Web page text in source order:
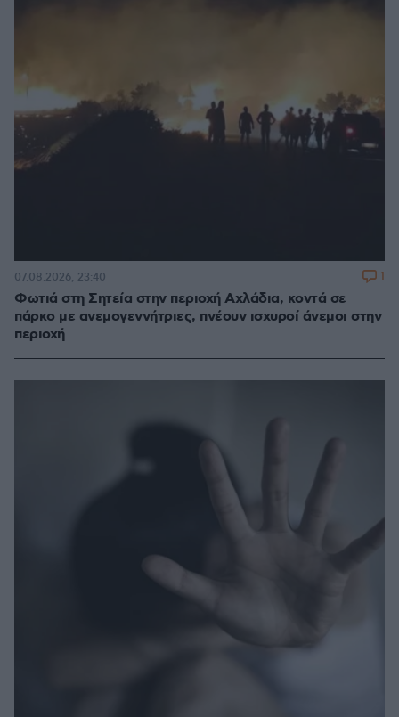
Φωτιά στη Σητεία στην περιοχή Αχλάδια, κοντά σε
πάρκο με ανεμογεννήτριες, πνέουν ισχυροί άνεμοι στην
περιοχή
07.08.2026, 23:40 1